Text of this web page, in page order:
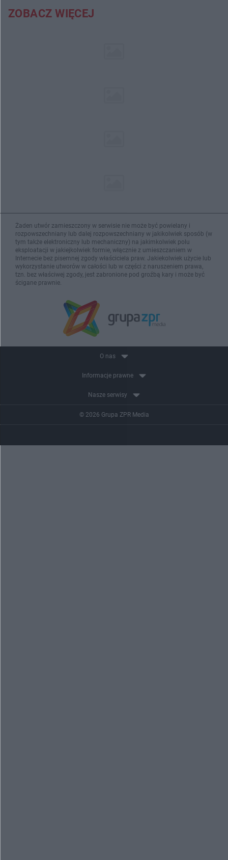
ZOBACZ WIĘCEJ
Żaden utwór zamieszczony w serwisie nie może być powielany i
rozpowszechniany lub dalej rozpowszechniany w jakikolwiek sposób (w
tym także elektroniczny lub mechaniczny) na jakimkolwiek polu
eksploatacji w jakiejkolwiek formie, włącznie z umieszczaniem w
Internecie bez pisemnej zgody właściciela praw. Jakiekolwiek użycie lub
wykorzystanie utworów w całości lub w części z naruszeniem prawa,
tzn. bez właściwej zgody, jest zabronione pod groźbą kary i może być
ścigane prawnie.
O nas
Informacje prawne
Nasze serwisy
© 2026 Grupa ZPR Media